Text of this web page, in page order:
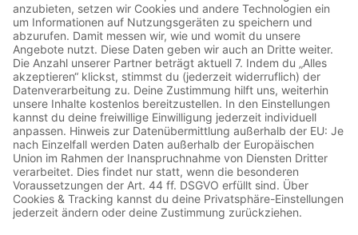
Jetzt in der App abspielen